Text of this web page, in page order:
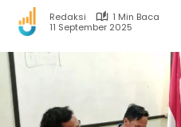
Redaksi
1 Min Baca
11 September 2025